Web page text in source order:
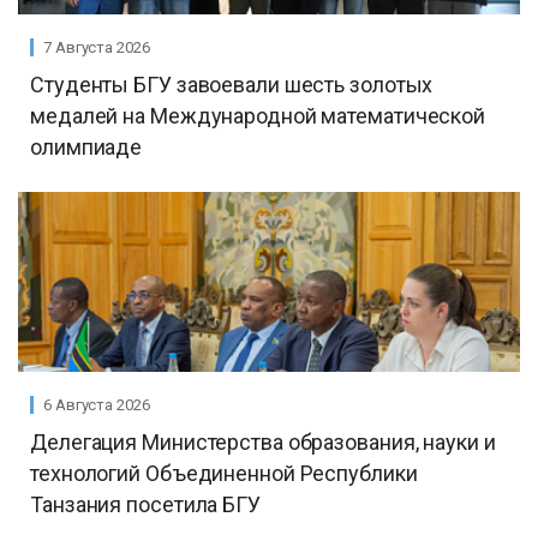
7 Августа 2026
Студенты БГУ завоевали шесть золотых
медалей на Международной математической
олимпиаде
6 Августа 2026
Делегация Министерства образования, науки и
технологий Объединенной Республики
Танзания посетила БГУ